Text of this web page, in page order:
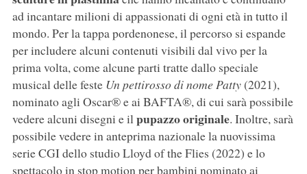
ad incantare milioni di appassionati di ogni età in tutto il
mondo. Per la tappa pordenonese, il percorso si espande
per includere alcuni contenuti visibili dal vivo per la
prima volta, come alcune parti tratte dallo speciale
musical delle festeUn pettirosso dinome Patty(2021),
nominato agli Oscar® e ai BAFTA®, di cui sarà possibile
vedere alcuni disegni e ilpupazzo originale. Inoltre, sarà
possibile vedere in anteprima nazionale la nuovissima
serie CGI dello studio Lloyd of the Flies (2022) e lo
spettacolo in stop motion per bambini nominato ai